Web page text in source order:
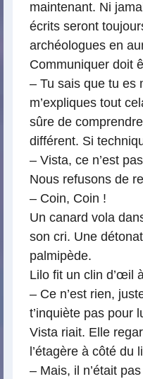
maintenant. Ni
écrits seront
archéologues en
Communiquer doit
– Tu sais que tu es
m’expliques tout
sûre de
différent. Si
– Vista, ce n’est
Nous refusons de
– Coin, Coin !
Un canard vola
son cri. Une
palmipède.
Lilo fit un clin d’œil
– Ce n’est rien,
t’inquiète pas pour
Vista riait. Elle
l’étagère à côté du
– Mais, il n’était